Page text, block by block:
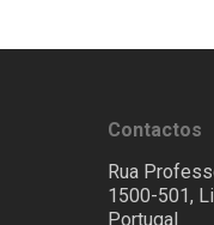
Contactos
Rua
1500-501,
Portugal